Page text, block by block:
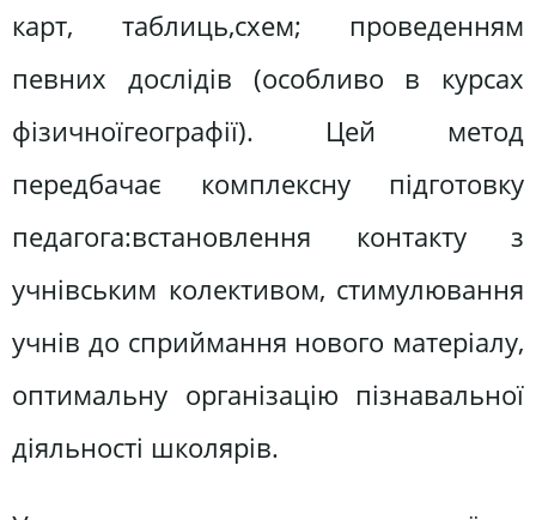
карт, таблиць,схем; проведенням
певних дослідів (особливо в курсах
фізичноїгеографії). Цей метод
передбачає комплексну підготовку
педагога:встановлення контакту з
учнівським колективом, стимулювання
учнів до сприймання нового матеріалу,
оптимальну організацію пізнавальної
діяльності школярів.